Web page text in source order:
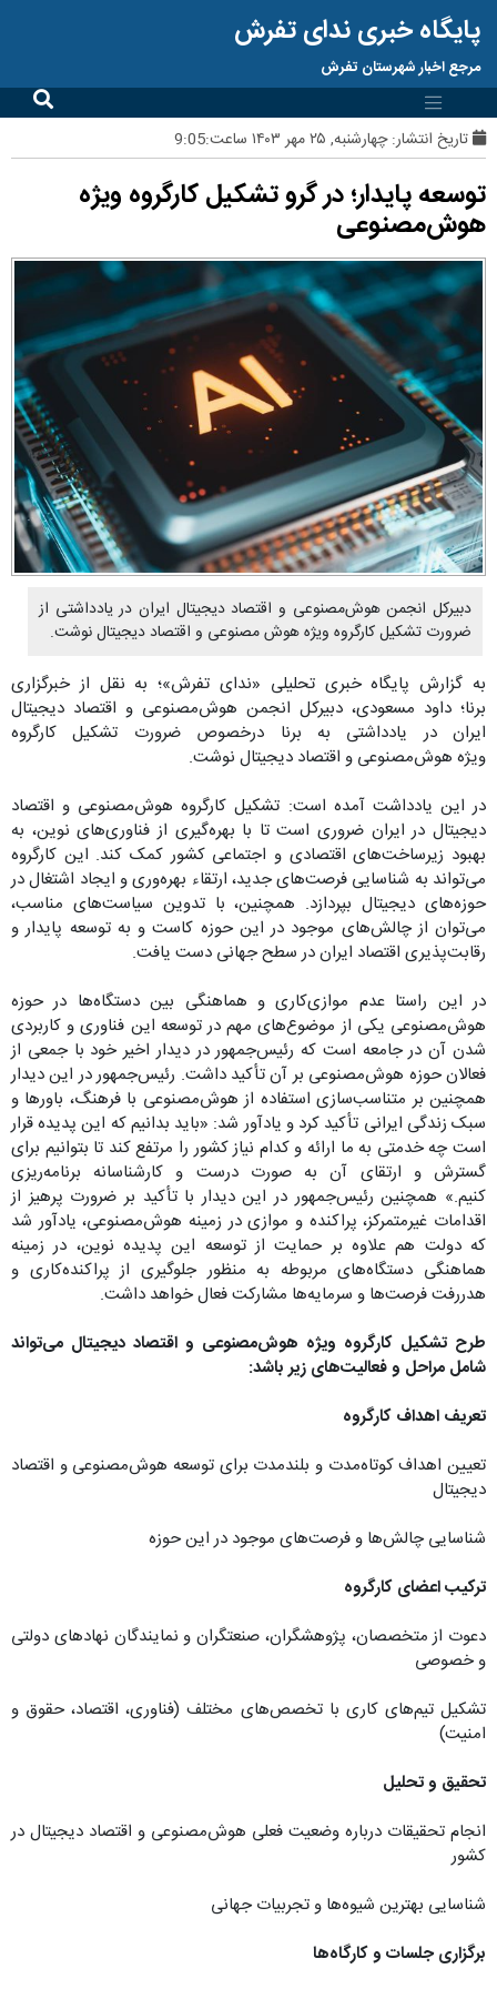
پایگاه خبری ندای تفرش
مرجع اخبار شهرستان تفرش
تاریخ انتشار:چهارشنبه, ۲۵ مهر ۱۴۰۳ ساعت:9:05
توسعه پایدار؛ در گرو تشکیل کارگروه ویژه
هوش‌مصنوعی
دبیرکل انجمن هوش‌مصنوعی و اقتصاد دیجیتال ایران در یادداشتی از
ضرورت تشکیل کارگروه ویژه هوش مصنوعی و اقتصاد دیجیتال نوشت.
به گزارش پایگاه خبری تحلیلی «ندای تفرش»؛ به نقل از خبرگزاری
برنا؛ داود مسعودی، دبیرکل انجمن هوش‌مصنوعی و اقتصاد دیجیتال
ایران در یادداشتی به برنا درخصوص ضرورت تشکیل کارگروه
ویژه هوش‌مصنوعی و اقتصاد دیجیتال نوشت.
در این یادداشت آمده است: تشکیل کارگروه هوش‌مصنوعی و اقتصاد
دیجیتال در ایران ضروری است تا با بهره‌گیری از فناوری‌های نوین، به
بهبود زیرساخت‌های اقتصادی و اجتماعی کشور کمک کند. این کارگروه
می‌تواند به شناسایی فرصت‌های جدید، ارتقاء بهره‌وری و ایجاد اشتغال در
حوزه‌های دیجیتال بپردازد. همچنین، با تدوین سیاست‌های مناسب،
می‌توان از چالش‌های موجود در این حوزه کاست و به توسعه پایدار و
رقابت‌پذیری اقتصاد ایران در سطح جهانی دست یافت.
در این راستا عدم موازی‌کاری و هماهنگی بین دستگاه‌ها در حوزه
هوش‌مصنوعی یکی از موضوع‌های مهم در توسعه این فناوری و کاربردی
شدن آن در جامعه است که رئیس‌جمهور در دیدار اخیر خود با جمعی از
فعالان حوزه هوش‌مصنوعی بر آن تأکید داشت. رئیس‌جمهور در این دیدار
همچنین بر متناسب‌سازی استفاده از هوش‌مصنوعی با فرهنگ، باور‌ها و
سبک زندگی ایرانی تأکید کرد و یادآور شد: «باید بدانیم که این پدیده قرار
است چه خدمتی به ما ارائه و کدام نیاز کشور را مرتفع کند تا بتوانیم برای
گسترش و ارتقای آن به صورت درست و کارشناسانه برنامه‌ریزی
کنیم.» همچنین رئیس‌جمهور در این دیدار با تأکید بر ضرورت پرهیز از
اقدامات غیرمتمرکز، پراکنده و موازی در زمینه هوش‌مصنوعی، یادآور شد
که دولت هم علاوه بر حمایت از توسعه این پدیده نوین، در زمینه
هماهنگی دستگاه‌های مربوطه به منظور جلوگیری از پراکنده‌کاری و
هدررفت فرصت‌ها و سرمایه‌ها مشارکت فعال خواهد داشت.
طرح تشکیل کارگروه ویژه هوش‌مصنوعی و اقتصاد دیجیتال می‌تواند
شامل مراحل و فعالیت‌های زیر باشد:
تعریف اهداف کارگروه
تعیین اهداف کوتاه‌مدت و بلندمدت برای توسعه هوش‌مصنوعی و اقتصاد
دیجیتال
شناسایی چالش‌ها و فرصت‌های موجود در این حوزه
ترکیب اعضای کارگروه
دعوت از متخصصان، پژوهشگران، صنعتگران و نمایندگان نهاد‌های دولتی
و خصوصی
تشکیل تیم‌های کاری با تخصص‌های مختلف (فناوری، اقتصاد، حقوق و
امنیت)
تحقیق و تحلیل
انجام تحقیقات درباره وضعیت فعلی هوش‌مصنوعی و اقتصاد دیجیتال در
کشور
شناسایی بهترین شیوه‌ها و تجربیات جهانی
برگزاری جلسات و کارگاه‌ها